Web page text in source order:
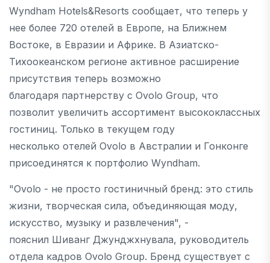
Wyndham Hotels&Resorts сообщает, что теперь у
нее более 720 отелей в Европе, на Ближнем
Востоке, в Евразии и Африке. В Азиатско-
Тихоокеанском регионе активное расширение
присутствия теперь возможно
благодаря партнерству с Ovolo Group, что
позволит увеличить ассортимент высококлассных
гостиниц. Только в текущем году
несколько отелей Ovolo в Австралии и Гонконге
присоединятся к портфолио Wyndham.
"Ovolo - не просто гостиничный бренд: это стиль
жизни, творческая сила, объединяющая моду,
искусство, музыку и развлечения", -
пояснил Шиванг Джунджхнувала, руководитель
отдела кадров Ovolo Group. Бренд существует с